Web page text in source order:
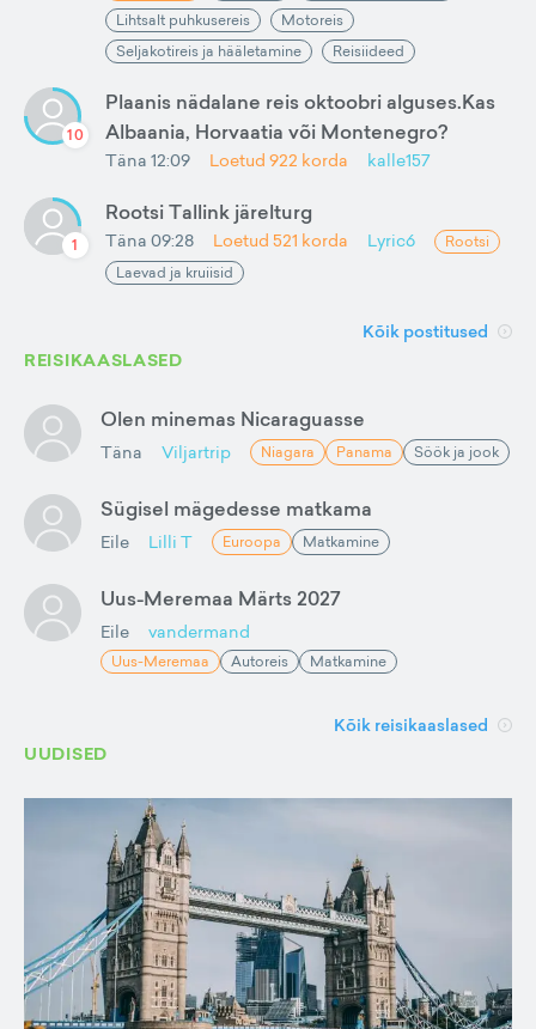
Lihtsalt puhkusereis
Motoreis
Seljakotireis ja hääletamine
Reisiideed
10
Plaanis nädalane reis oktoobri alguses.Kas
Albaania, Horvaatia või Montenegro?
Täna 12:09 Loetud 922 korda kalle157
1
Rootsi Tallink järelturg
Täna 09:28 Loetud 521 korda Lyric6
Rootsi
Laevad ja kruiisid
Kõik postitused
REISIKAASLASED
Olen minemas Nicaraguasse
Täna Viljartrip Niagara Panama Söök ja jook
Sügisel mägedesse matkama
Eile Lilli T Euroopa Matkamine
Uus-Meremaa Märts 2027
Eile vandermand
Uus-Meremaa Autoreis Matkamine
Kõik reisikaaslased
UUDISED